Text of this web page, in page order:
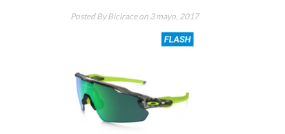
Posted ByBiciraceon 3 mayo, 2017